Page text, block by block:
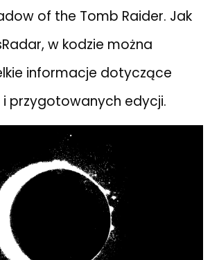
of the Tomb Raider. Jak
w kodzie można
informacje dotyczące
przygotowanych edycji.